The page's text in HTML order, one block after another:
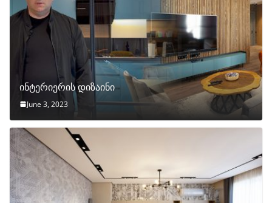
ინტერიერის დიზაინი
June 3, 2023